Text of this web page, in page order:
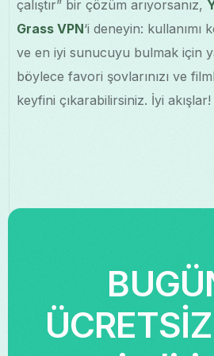
çalıştır” bir çözüm arıyorsanız,
Grass VPN‘i deneyin: kullanımı
ve en iyi sunucuyu bulmak için
böylece favori şovlarınızı ve
keyfini çıkarabilirsiniz. İyi akışlar!